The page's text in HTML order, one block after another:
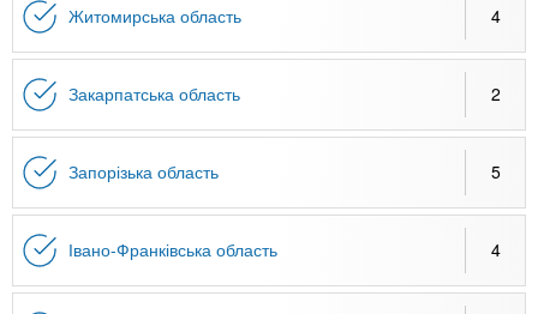
n
f
o
в
Житомирська область 4
Закарпатська область 2
Запорізька область 5
Івано-Франківська область 4